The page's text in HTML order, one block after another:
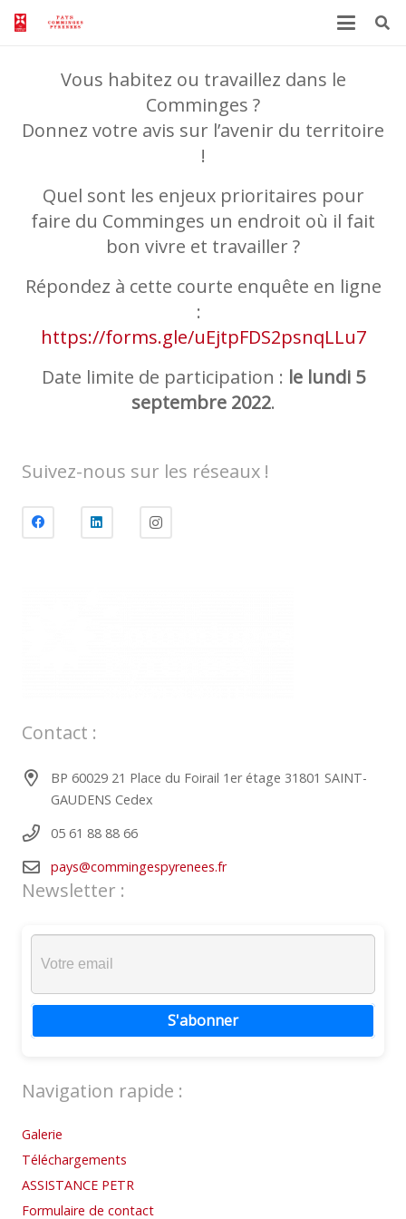
Vous habitez ou travaillez dans le
Comminges ?
Donnez votre avis sur l’avenir du territoire
!
Quel sont les enjeux prioritaires pour
faire du Comminges un endroit où il fait
bon vivre et travailler ?
Répondez à cette courte enquête en ligne
:
https://forms.gle/uEjtpFDS2psnqLLu7
Date limite de participation : le lundi 5
septembre 2022.
Suivez-nous sur les réseaux !
Contact :
BP 60029 21 Place du Foirail 1er étage 31801 SAINT-
GAUDENS Cedex
05 61 88 88 66
pays@commingespyrenees.fr
Newsletter :
S'abonner
Navigation rapide :
Galerie
Téléchargements
ASSISTANCE PETR
Formulaire de contact